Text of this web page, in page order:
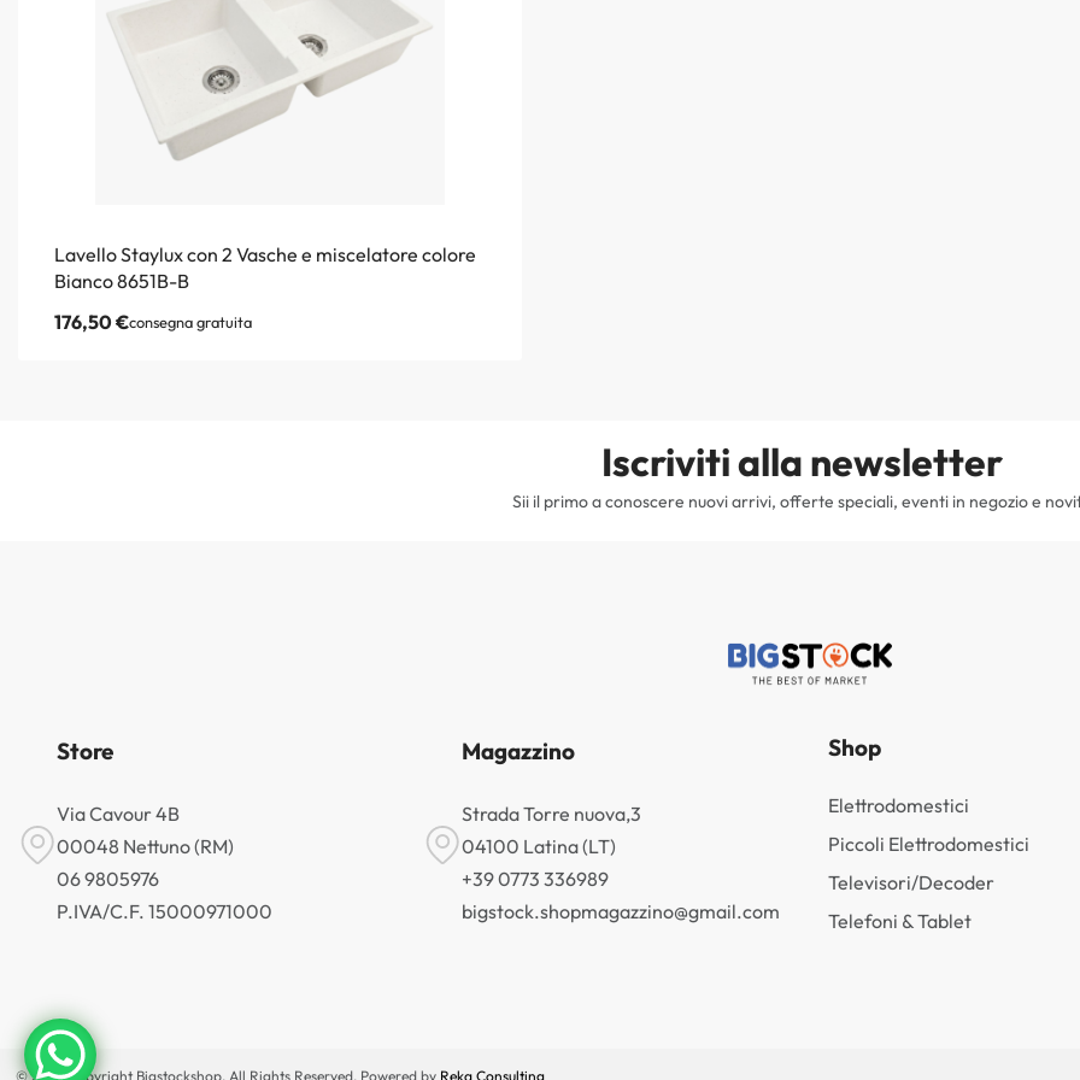
Lavello Staylux con 2 Vasche e miscelatore colore
Bianco 8651B-B
176,50€consegna gratuita
Iscriviti alla newsletter
Sii il primo a conoscere nuovi arrivi, offerte speciali, eventi in negozio e
Store
Via Cavour 4B
00048 Nettuno (RM)
06 9805976
P.IVA/C.F. 15000971000
Magazzino
Strada Torre nuova,3
04100 Latina (LT)
+39 0773 336989
bigstock.shopmagazzino@gmail.com
Shop
Elettrodomestici
Piccoli Elettrodomestici
Televisori/Decoder
Telefoni & Tablet
© 2026 Copyright Bigstockshop. All Rights Reserved. Powered by Reka Consulting